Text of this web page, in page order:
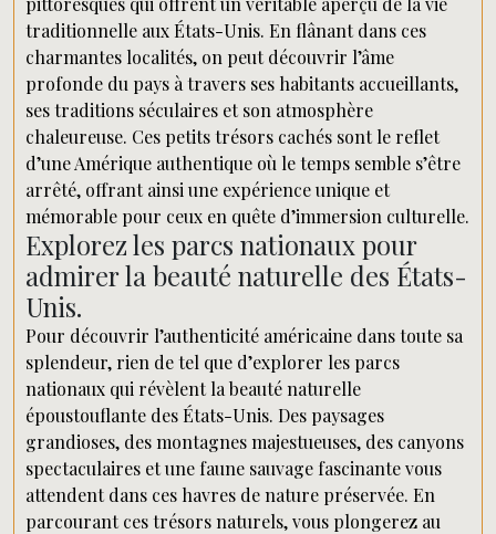
traditionnelle aux États-Unis. En flânant dans ces
charmantes localités, on peut découvrir l’âme
profonde du pays à travers ses habitants accueillants,
ses traditions séculaires et son atmosphère
chaleureuse. Ces petits trésors cachés sont le reflet
d’une Amérique authentique où le temps semble s’être
arrêté, offrant ainsi une expérience unique et
mémorable pour ceux en quête d’immersion culturelle.
Explorez les parcs nationaux pour
admirer la beauté naturelle des États-
Unis.
Pour découvrir l’authenticité américaine dans toute sa
splendeur, rien de tel que d’explorer les parcs
nationaux qui révèlent la beauté naturelle
époustouflante des États-Unis. Des paysages
grandioses, des montagnes majestueuses, des canyons
spectaculaires et une faune sauvage fascinante vous
attendent dans ces havres de nature préservée. En
parcourant ces trésors naturels, vous plongerez au